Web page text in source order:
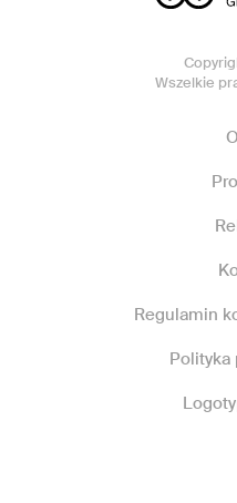
Wszelkie
Regulamin
Polityka